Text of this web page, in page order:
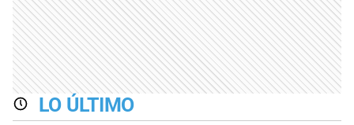
LO ÚLTIMO